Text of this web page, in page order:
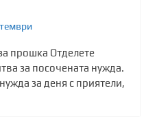
прошка Отделете
за посочената нужда.
за деня с приятели,